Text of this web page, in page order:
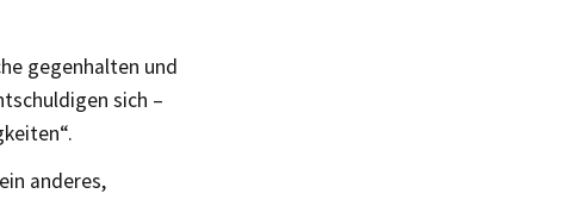
gegenhalten und
sich –
anderes,